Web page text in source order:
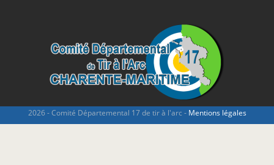
2026 - Comité Départemental 17 de tir à l'arc - Mentions légales